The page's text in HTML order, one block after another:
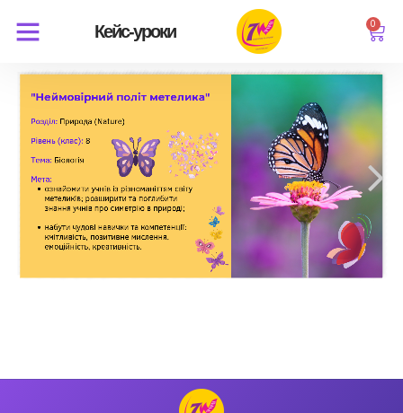
Кейс-уроки 0